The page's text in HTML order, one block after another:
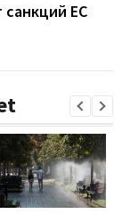
санкций ЕС